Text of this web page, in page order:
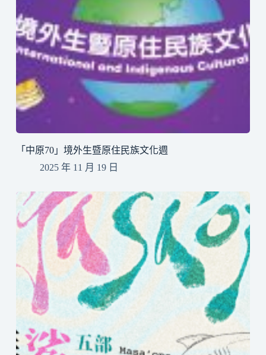
「中原70」境外生暨原住民族文化週
2025 年 11 月 19 日